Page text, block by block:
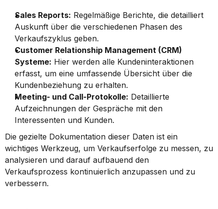
Sales Reports: Regelmäßige Berichte, die detailliert
Auskunft über die verschiedenen Phasen des
Verkaufszyklus geben.
Customer Relationship Management (CRM)
Systeme: Hier werden alle Kundeninteraktionen
erfasst, um eine umfassende Übersicht über die
Kundenbeziehung zu erhalten.
Meeting- und Call-Protokolle: Detaillierte
Aufzeichnungen der Gespräche mit den
Interessenten und Kunden.
Die gezielte Dokumentation dieser Daten ist ein
wichtiges Werkzeug, um Verkaufserfolge zu messen, zu
analysieren und darauf aufbauend den
Verkaufsprozess kontinuierlich anzupassen und zu
verbessern.